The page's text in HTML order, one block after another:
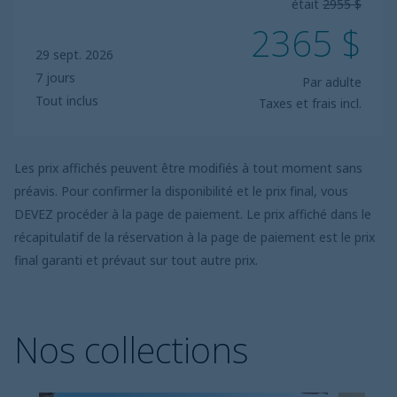
29 sept. 2026
7 jours
Tout inclus
était 2955 $
2365 $
Par adulte
Taxes et frais incl.
Les prix affichés peuvent être modifiés à tout moment sans
préavis. Pour confirmer la disponibilité et le prix final, vous
DEVEZ procéder à la page de paiement. Le prix affiché dans le
récapitulatif de la réservation à la page de paiement est le prix
final garanti et prévaut sur tout autre prix.
Nos collections